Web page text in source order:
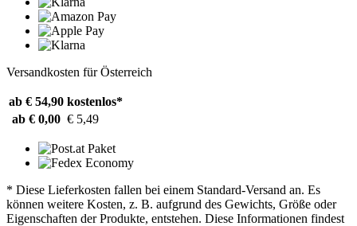
Versandkosten für Österreich
ab € 54,90 kostenlos*
ab € 0,00 € 5,49
* Diese Lieferkosten fallen bei einem Standard-Versand an. Es
können weitere Kosten, z. B. aufgrund des Gewichts, Größe oder
Eigenschaften der Produkte, entstehen. Diese Informationen findest